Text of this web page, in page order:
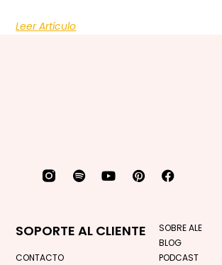
Leer Artículo
SOBRE ALE
BLOG
PODCAST
SOPORTE AL CLIENTE
CONTACTO